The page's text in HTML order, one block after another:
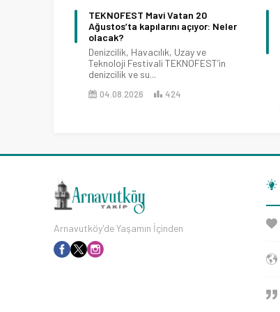
Gazeteci Ertuğrul Özkök,
“Cumhurbaşkanı’na hakaret”
soruşturmasında ifade vermek için
Çağlayan Adliyesi’nde
Gazeteci Ertuğrul Özkök, katıldığı bir
YouTube yayınındaki sözleri nedeniyle
Arnavutköy'de Yaşamın İçinden